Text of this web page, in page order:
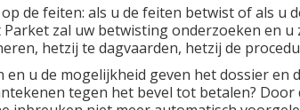
de feiten: als u de feiten betwist of als u
zal uw betwisting onderzoeken en u
hetzij te dagvaarden, hetzij de
en u de mogelijkheid geven het dossier en
tegen het bevel tot betalen? Door